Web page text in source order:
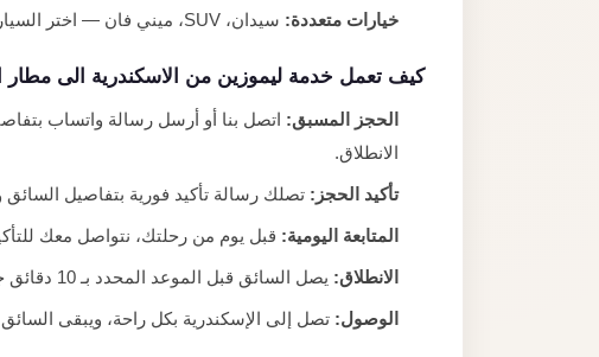
خيارات متعددة: سيدان، SUV، ميني فان — اختر السيارة التي تناسب عدد الأشخاص والأمتعة.
كيف تعمل خدمة ليموزين من الاسكندرية الى مطار
الحجز المسبق: اتصل بنا أو أرسل رسالة واتساب
الانطلاق.
تأكيد الحجز: تصلك رسالة تأكيد فورية بتفاصيل
المتابعة اليومية: قبل يوم من رحلتك، نتواصل معك
الانطلاق: يصل السائق قبل الموعد المحدد بـ 10 دقائق جاهزاً لمساعدتك في الأمتعة.
الوصول: تصل إلى الإسكندرية بكل راحة، ويبقى